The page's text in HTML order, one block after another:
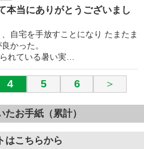
本当にありがとうございまし
自宅を手放すことになり たまたま
かった。
れている暑い実…
4 5 6 ＞
たお手紙（累計）
はこちらから